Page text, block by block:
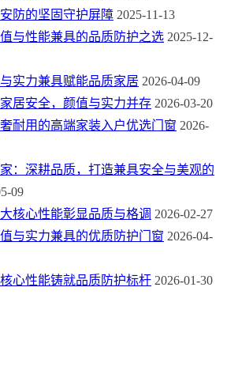
防的坚固守护屏障 2025-11-13
与性能兼具的品质防护之选 2025-12-
实力兼具赋能品质家居 2026-04-09
居安全，颜值与实力并存 2026-03-20
耐用的高端家装入户优选门窗 2026-
：深耕品质，打造兼具安全与美观的
09
核心性能彰显品质与格调 2026-02-27
与实力兼具的优质防护门窗 2026-04-
心性能铸就品质防护标杆 2026-01-30